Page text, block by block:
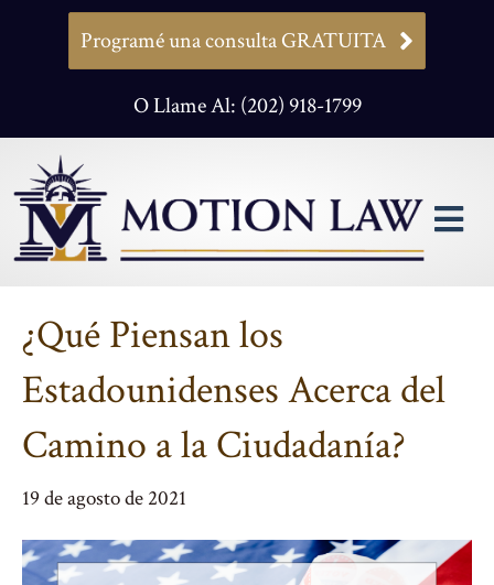
Programé una consulta GRATUITA
O Llame Al: (202) 918-1799
¿Qué Piensan los
Estadounidenses Acerca del
Camino a la Ciudadanía?
19 de agosto de 2021